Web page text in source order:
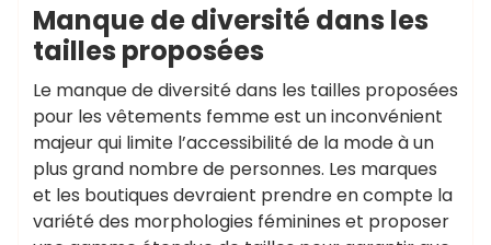
Manque de diversité dans les
tailles proposées
Le manque de diversité dans les tailles proposées
pour les vêtements femme est un inconvénient
majeur qui limite l’accessibilité de la mode à un
plus grand nombre de personnes. Les marques
et les boutiques devraient prendre en compte la
variété des morphologies féminines et proposer